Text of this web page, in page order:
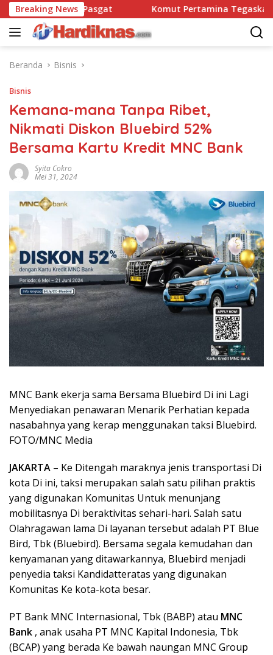
Langsung
ke
konten
Breaking News
90 Pasgat Komut Pertamina Tegaskan Tak
Beranda Bisnis
Bisnis
Kemana-mana Tanpa Ribet,
Nikmati Diskon Bluebird 52%
Bersama Kartu Kredit MNC Bank
Syita Cokro
Mei 31, 2024
MNC Bank ekerja sama Bersama Bluebird Di ini Lagi
Menyediakan penawaran Menarik Perhatian kepada
nasabahnya yang kerap menggunakan taksi Bluebird.
FOTO/MNC Media
JAKARTA – Ke Ditengah maraknya jenis transportasi Di
kota Di ini, taksi merupakan salah satu pilihan praktis
yang digunakan Komunitas Untuk menunjang
mobilitasnya Di beraktivitas sehari-hari. Salah satu
Olahragawan lama Di layanan tersebut adalah PT Blue
Bird, Tbk (Bluebird). Bersama segala kemudahan dan
kenyamanan yang ditawarkannya, Bluebird menjadi
penyedia taksi Kandidatteratas yang digunakan
Komunitas Ke kota-kota besar.
PT Bank MNC Internasional, Tbk (BABP) atau MNC
Bank , anak usaha PT MNC Kapital Indonesia, Tbk
(BCAP) yang berada Ke bawah naungan MNC Group